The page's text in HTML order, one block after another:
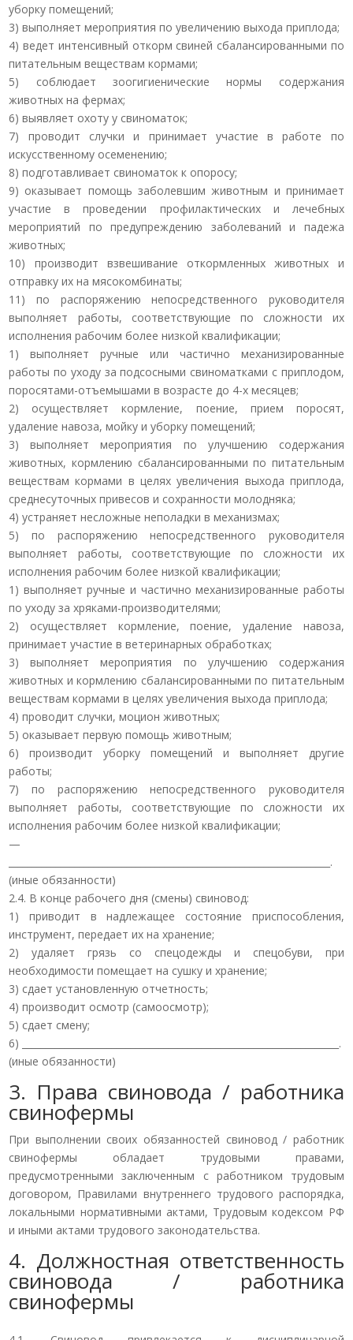
уборку помещений;
3) выполняет мероприятия по увеличению выхода приплода;
4) ведет интенсивный откорм свиней сбалансированными по
питательным веществам кормами;
5) соблюдает зоогигиенические нормы содержания
животных на фермах;
6) выявляет охоту у свиноматок;
7) проводит случки и принимает участие в работе по
искусственному осеменению;
8) подготавливает свиноматок к опоросу;
9) оказывает помощь заболевшим животным и принимает
участие в проведении профилактических и лечебных
мероприятий по предупреждению заболеваний и падежа
животных;
10) производит взвешивание откормленных животных и
отправку их на мясокомбинаты;
11) по распоряжению непосредственного руководителя
выполняет работы, соответствующие по сложности их
исполнения рабочим более низкой квалификации;
1) выполняет ручные или частично механизированные
работы по уходу за подсосными свиноматками с приплодом,
поросятами-отъемышами в возрасте до 4-х месяцев;
2) осуществляет кормление, поение, прием поросят,
удаление навоза, мойку и уборку помещений;
3) выполняет мероприятия по улучшению содержания
животных, кормлению сбалансированными по питательным
веществам кормами в целях увеличения выхода приплода,
среднесуточных привесов и сохранности молодняка;
4) устраняет несложные неполадки в механизмах;
5) по распоряжению непосредственного руководителя
выполняет работы, соответствующие по сложности их
исполнения рабочим более низкой квалификации;
1) выполняет ручные и частично механизированные работы
по уходу за хряками-производителями;
2) осуществляет кормление, поение, удаление навоза,
принимает участие в ветеринарных обработках;
3) выполняет мероприятия по улучшению содержания
животных и кормлению сбалансированными по питательным
веществам кормами в целях увеличения выхода приплода;
4) проводит случки, моцион животных;
5) оказывает первую помощь животным;
6) производит уборку помещений и выполняет другие
работы;
7) по распоряжению непосредственного руководителя
выполняет работы, соответствующие по сложности их
исполнения рабочим более низкой квалификации;
—
____________________________________________________________________.
(иные обязанности)
2.4. В конце рабочего дня (смены) свиновод:
1) приводит в надлежащее состояние приспособления,
инструмент, передает их на хранение;
2) удаляет грязь со спецодежды и спецобуви, при
необходимости помещает на сушку и хранение;
3) сдает установленную отчетность;
4) производит осмотр (самоосмотр);
5) сдает смену;
6) ___________________________________________________________________.
(иные обязанности)
3. Права свиновода / работника
свинофермы
При выполнении своих обязанностей свиновод / работник
свинофермы обладает трудовыми правами,
предусмотренными заключенным с работником трудовым
договором, Правилами внутреннего трудового распорядка,
локальными нормативными актами, Трудовым кодексом РФ
и иными актами трудового законодательства.
4. Должностная ответственность
свиновода / работника
свинофермы